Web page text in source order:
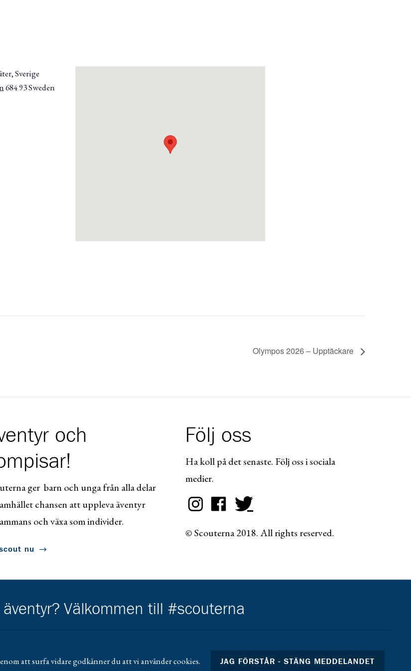
Sverige
684 93Sweden
Olympos 2026 – Upptäckare
och
ger barn och unga från alla delar
chansen att uppleva äventyr
och växa som individer.
nu
Följ oss
Ha koll på det senaste. Följ oss i sociala
medier.
© Scouterna 2018. All rights reserved.
Välkommen till #scouterna
att surfa vidare godkänner du att vi använder cookies. JAG FÖRSTÅR - STÄNG MEDDELANDET